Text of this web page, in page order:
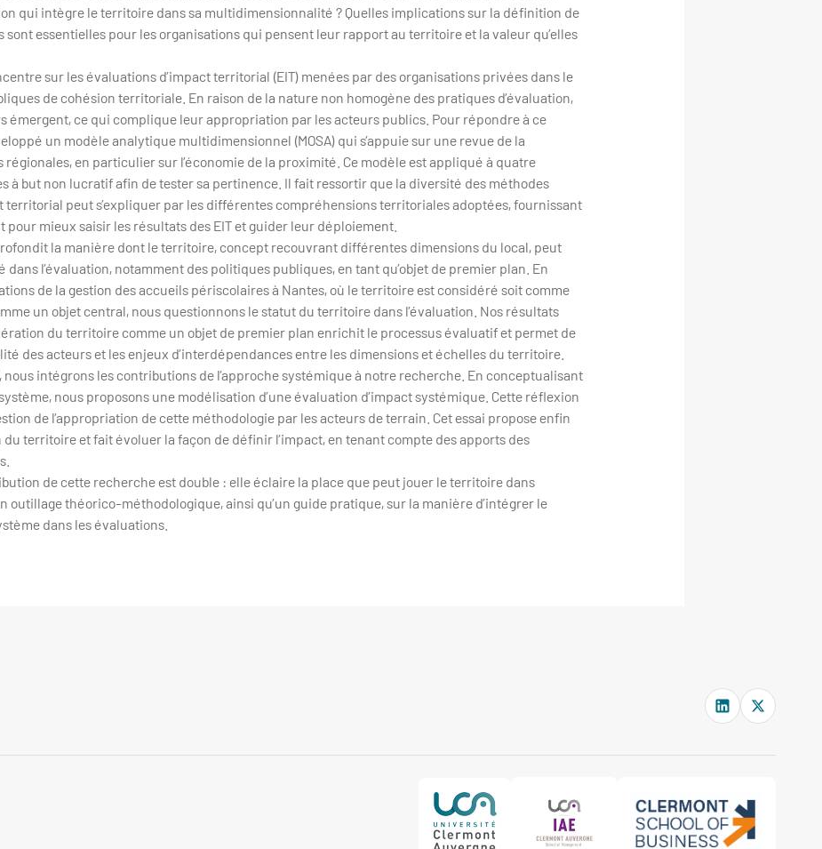
qui intègre le territoire dans sa multidimensionnalité ? Quelles implications sur la définition de
sont essentielles pour les organisations qui pensent leur rapport au territoire et la valeur qu’elles
sur les évaluations d’impact territorial (EIT) menées par des organisations privées dans le
de cohésion territoriale. En raison de la nature non homogène des pratiques d’évaluation,
émergent, ce qui complique leur appropriation par les acteurs publics. Pour répondre à ce
un modèle analytique multidimensionnel (MOSA) qui s’appuie sur une revue de la
en particulier sur l’économie de la proximité. Ce modèle est appliqué à quatre
à but non lucratif afin de tester sa pertinence. Il fait ressortir que la diversité des méthodes
territorial peut s’expliquer par les différentes compréhensions territoriales adoptées, fournissant
mieux saisir les résultats des EIT et guider leur déploiement.
la manière dont le territoire, concept recouvrant différentes dimensions du local, peut
l’évaluation, notamment des politiques publiques, en tant qu’objet de premier plan. En
de la gestion des accueils périscolaires à Nantes, où le territoire est considéré soit comme
un objet central, nous questionnons le statut du territoire dans l’évaluation. Nos résultats
du territoire comme un objet de premier plan enrichit le processus évaluatif et permet de
des acteurs et les enjeux d’interdépendances entre les dimensions et échelles du territoire.
nous intégrons les contributions de l’approche systémique à notre recherche. En conceptualisant
nous proposons une modélisation d’une évaluation d’impact systémique. Cette réflexion
de l’appropriation de cette méthodologie par les acteurs de terrain. Cet essai propose enfin
territoire et fait évoluer la façon de définir l’impact, en tenant compte des apports des
de cette recherche est double : elle éclaire la place que peut jouer le territoire dans
outillage théorico-méthodologique, ainsi qu’un guide pratique, sur la manière d’intégrer le
dans les évaluations.